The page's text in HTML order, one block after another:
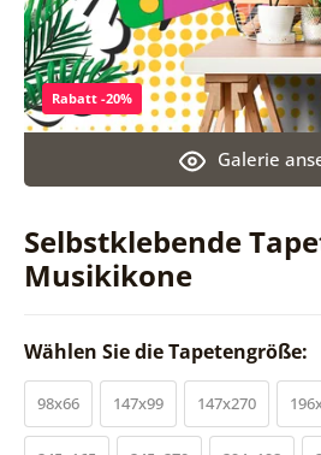
Selbstklebende
Musikikone
Galerie
Rabatt -20%
Wählen Sie die Tapetengröße:
98x66 147x99 147x270